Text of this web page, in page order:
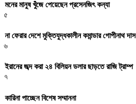
মনের মানুষ খুঁজে পেয়েছেন প্রসেনজিৎ কন্যা
৫
না ফেরার দেশে মুক্তিযুদ্ধকালীন কমান্ডার গোপীনাথ দাস
৬
ইরানের জব্দ করা ২৪ বিলিয়ন ডলার ছাড়তে রাজি ট্রাম্প
৭
কারিনা পাচ্ছেন বিশেষ সম্মাননা